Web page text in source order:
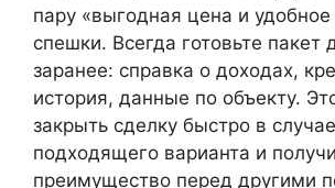
пару «выгодная цена и
спешки. Всегда готовьте пакет
заранее: справка о доходах,
история, данные по объекту.
закрыть сделку быстро в
подходящего варианта и
преимущество перед другими